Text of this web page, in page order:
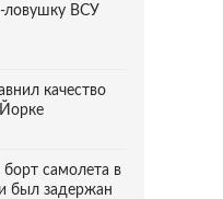
ловушку ВСУ
качество
самолета в
был задержан